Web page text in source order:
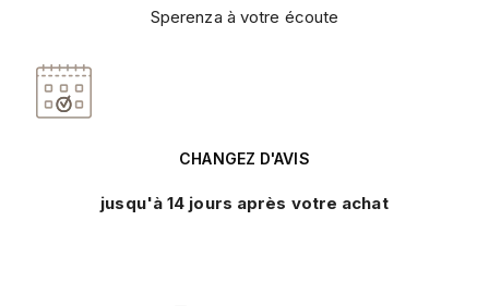
Sperenza à votre écoute
CHANGEZ D'AVIS
jusqu'à 14 jours après votre achat